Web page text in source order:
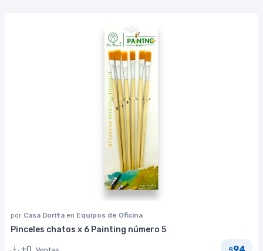
por Casa Dorita en Equipos de Oficina
Pinceles chatos x 6 Painting número 5